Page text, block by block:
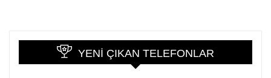
YENI ÇIKAN TELEFONLAR